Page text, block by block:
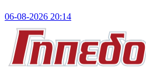
06-08-2026 20:14